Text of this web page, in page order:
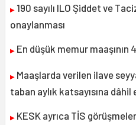
▶ 190 sayılı ILO Şiddet ve
onaylanması
▶ En düşük memur maaşının
▶ Maaşlarda verilen ilave
taban aylık katsayısına dâhil
▶ KESK ayrıca TİS